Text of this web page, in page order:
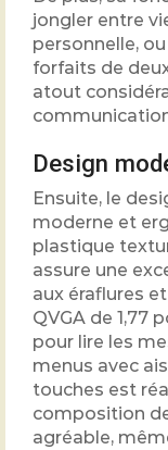
jongler entre
personnelle,
forfaits de
atout
Design
Ensuite, le
moderne et
plastique
assure une
aux éraflures
QVGA de 1,77
pour lire les
menus avec
touches est
composition
agréable,